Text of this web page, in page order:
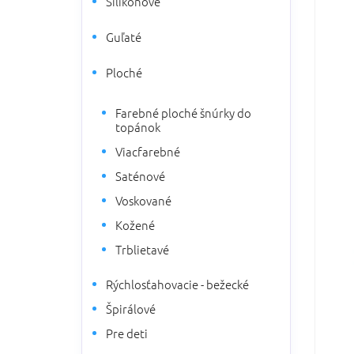
Guľaté
Ploché
Farebné ploché šnúrky do
topánok
Viacfarebné
Saténové
Voskované
Kožené
Trblietavé
Rýchlosťahovacie - bežecké
Špirálové
Pre deti